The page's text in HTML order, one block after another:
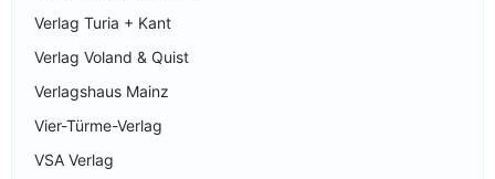
Verlag Turia + Kant
Verlag Voland & Quist
Verlagshaus Mainz
Vier-Türme-Verlag
VSA Verlag